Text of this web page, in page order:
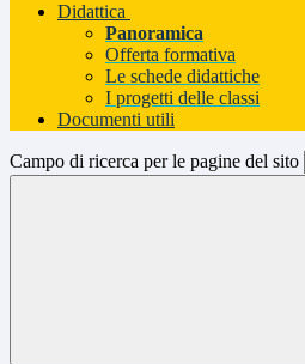
Didattica
Panoramica
Offerta formativa
Le schede didattiche
I progetti delle classi
Documenti utili
Campo di ricerca per le pagine del sito